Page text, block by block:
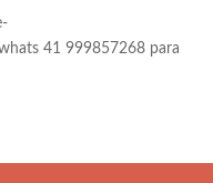
41 999857268 para